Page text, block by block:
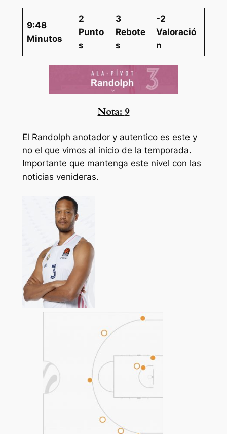
9:48
Minutos
2
Punto
s
3
Rebote
s
-2
Valoració
n
Nota: 9
El Randolph anotador y autentico es este y
no el que vimos al inicio de la temporada.
Importante que mantenga este nivel con las
noticias venideras.